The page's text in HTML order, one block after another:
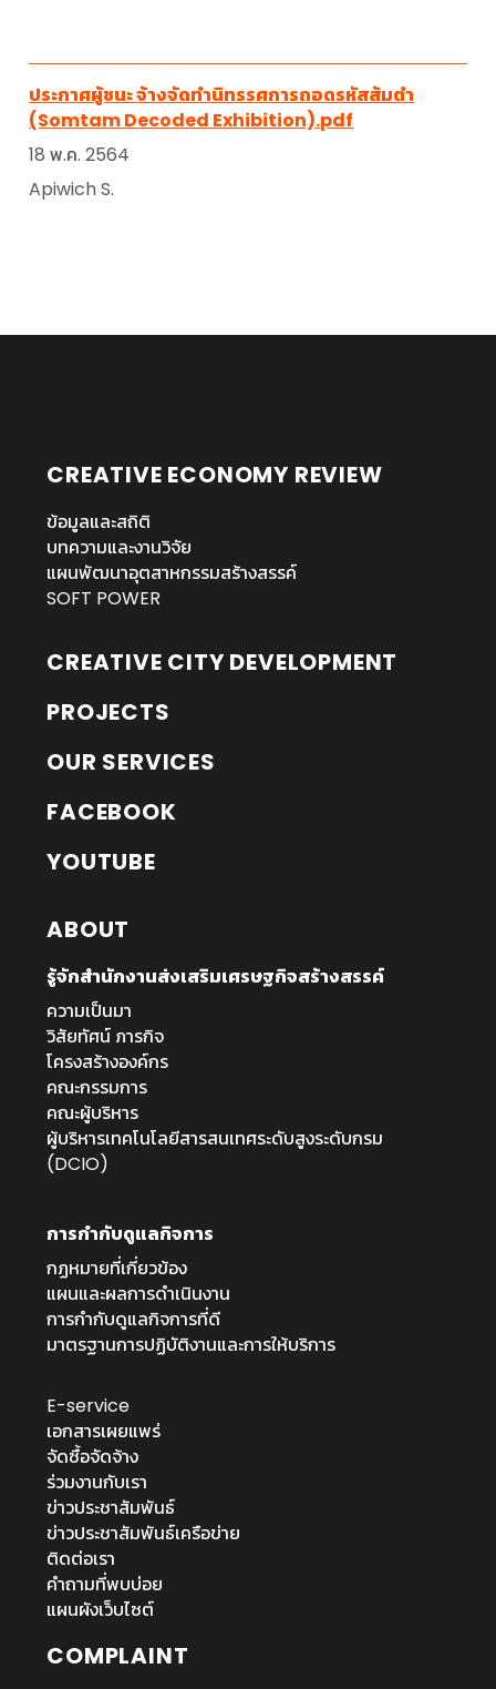
ประกาศผู้ชนะ จ้างจัดทำนิทรรศการถอดรหัสส้มตำ
(Somtam Decoded Exhibition).pdf
18 พ.ค. 2564
Apiwich S.
CREATIVE ECONOMY REVIEW
ข้อมูลและสถิติ
บทความและงานวิจัย
แผนพัฒนาอุตสาหกรรมสร้างสรรค์
SOFT POWER
CREATIVE CITY DEVELOPMENT
PROJECTS
OUR SERVICES
FACEBOOK
YOUTUBE
ABOUT
รู้จักสำนักงานส่งเสริมเศรษฐกิจสร้างสรรค์
ความเป็นมา
วิสัยทัศน์ ภารกิจ
โครงสร้างองค์กร
คณะกรรมการ
คณะผู้บริหาร
ผู้บริหารเทคโนโลยีสารสนเทศระดับสูงระดับกรม
(DCIO)
การกำกับดูแลกิจการ
กฏหมายที่เกี่ยวข้อง
แผนและผลการดำเนินงาน
การกำกับดูแลกิจการที่ดี
มาตรฐานการปฏิบัติงานและการให้บริการ
E-service
เอกสารเผยแพร่
จัดซื้อจัดจ้าง
ร่วมงานกับเรา
ข่าวประชาสัมพันธ์
ข่าวประชาสัมพันธ์เครือข่าย
ติดต่อเรา
คำถามที่พบบ่อย
แผนผังเว็บไซต์
COMPLAINT